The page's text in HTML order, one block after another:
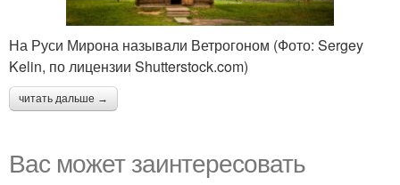
На Руси Мирона называли Ветрогоном (Фото: Sergey
Kelin, по лицензии Shutterstock.com)
читать дальше →
Вас может заинтересовать